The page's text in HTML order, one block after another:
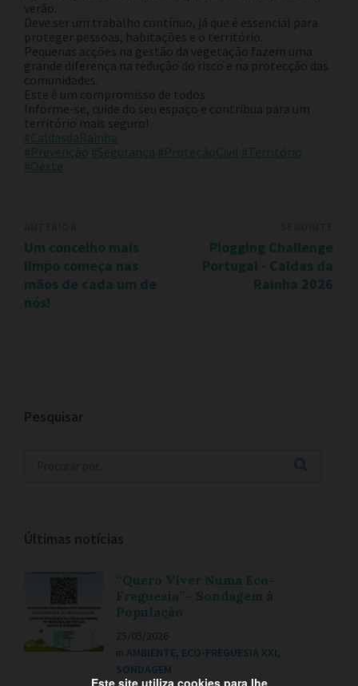
verão.
Deve ser um trabalho contínuo, já que é essencial para
proteger pessoas, habitações e o território.
Pequenas acções na gestão da vegetação fazem uma
grande diferença na redução do risco e na protecção das
comunidades.
Este é um compromisso de todos.
Informe-se, cuide do seu espaço e contribua para um
território mais seguro!
#CaldasdaRainha
#Prevenção #Segurança #ProteçãoCivil #Território
#Oeste
Um concelho mais
limpo começa nas
mãos de cada um de
nós!
Plogging Challenge
Portugal - Caldas da
Rainha 2026
Pesquisar
Últimas notícias
“Quero Viver Numa Eco-
Freguesia”– Sondagem à
População
25/05/2026
in AMBIENTE, ECO-FREGUESIA XXI ,
SONDAGEM
Este site utiliza cookies para lhe